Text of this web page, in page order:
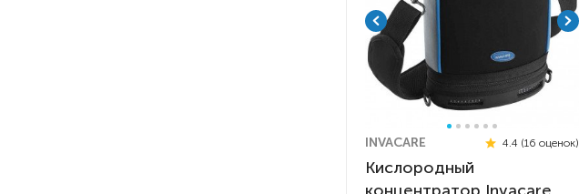
INVACARE 4.4 (16 оценок)
Кислородный